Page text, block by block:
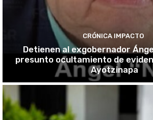
CRÓNICA IMPACTO
Detienen al exgobernador
presunto ocultamiento de
Ayotzinapa